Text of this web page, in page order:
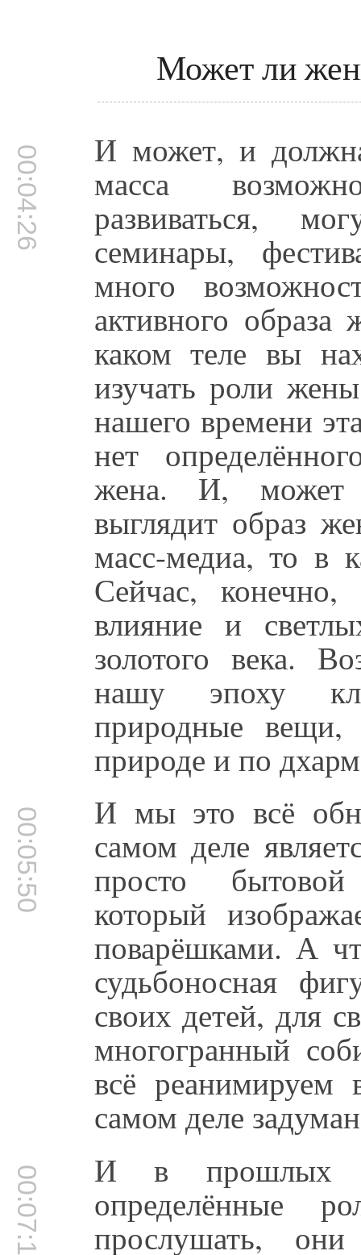
Может ли
00:04:26 И может, и
масса
развиваться,
семинары,
много
активного
каком теле вы
изучать роли
нашего времени
нет
жена. И, может
выглядит образ
масс-медиа, то в
Сейчас, конечно,
влияние и
золотого века.
нашу эпоху
природные вещи,
природе и по
00:05:50 И мы это всё
самом деле
просто
который
поварёшками. А
судьбоносная
своих детей, для
многогранный
всё реанимируем
самом деле
00:07:10 И в прошлых
определённые
прослушать,